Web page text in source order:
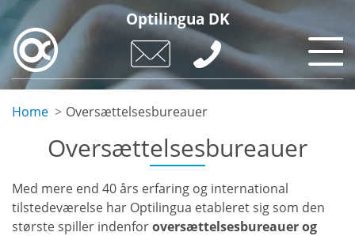
Skip
main
content
Optilingua DK
Home Oversættelsesbureauer
Oversættelsesbureauer
Med mere end 40 års erfaring og international
tilstedeværelse har Optilingua etableret sig som den
største spiller indenforoversættelsesbureauer og